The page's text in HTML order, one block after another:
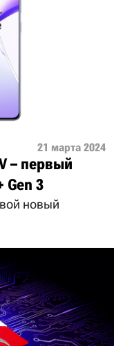
21 марта 2024
– первый
Gen 3
новый